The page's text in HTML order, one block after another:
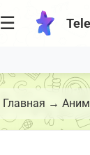
☰
Главная →